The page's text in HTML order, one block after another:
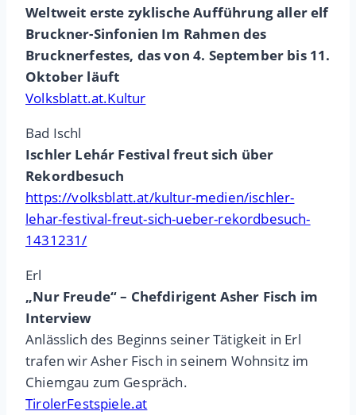
Weltweit erste zyklische Aufführung aller elf
Bruckner-Sinfonien Im Rahmen des
Brucknerfestes, das von 4. September bis 11.
Oktober läuft
Volksblatt.at.Kultur
Bad Ischl
Ischler Lehár Festival freut sich über
Rekordbesuch
https://volksblatt.at/kultur-medien/ischler-
lehar-festival-freut-sich-ueber-rekordbesuch-
1431231/
Erl
„Nur Freude“ – Chefdirigent Asher Fisch im
Interview
Anlässlich des Beginns seiner Tätigkeit in Erl
trafen wir Asher Fisch in seinem Wohnsitz im
Chiemgau zum Gespräch.
TirolerFestspiele.at